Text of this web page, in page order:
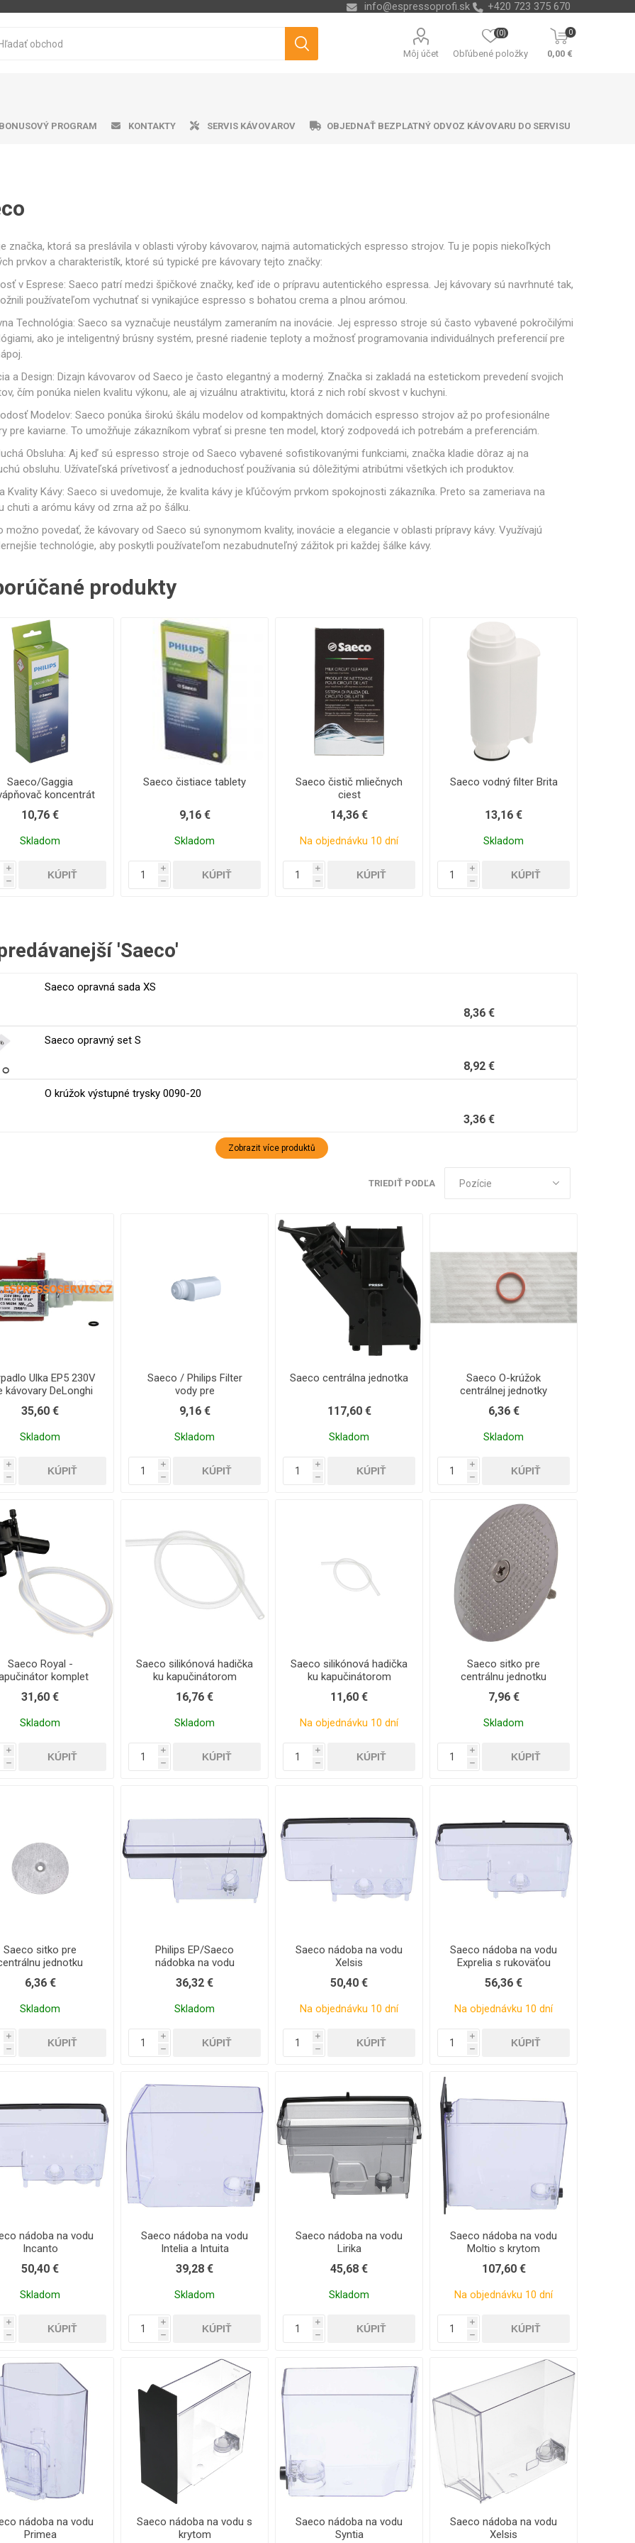
info@espressoprofi.sk +420 723 375 670
Môj účet Obľúbené položky
(0) 0
0,00 €
a Sklenice Kelímky na kávu Ostatné príslušenstvo
Časti krytu Ovládacie tlačidlá Tesnenie a sitká Mazivo
Elektronika Mlynčeky Topná telesá a špirály Čerpadlá
a spínače Sady pre údržbu Ostatné náhradné diely
Profesionálne pákové
Gastro
Jura Lavazza Durgol Philco Lamart Miele
PROGRAM KONTAKTY SERVIS KÁVOVAROV OBJEDNAŤ BEZPLATNÝ ODVOZ KÁVOVARU DO SERVISU
značka, ktorá sa preslávila v oblasti výroby kávovarov, najmä automatických espresso strojov. Tu je popis niekoľkých
prvkov a charakteristík, ktoré sú typické pre kávovary tejto značky:
v Esprese: Saeco patrí medzi špičkové značky, keď ide o prípravu autentického espressa. Jej kávovary sú navrhnuté tak,
používateľom vychutnať si vynikajúce espresso s bohatou crema a plnou arómou.
Technológia: Saeco sa vyznačuje neustálym zameraním na inovácie. Jej espresso stroje sú často vybavené pokročilými
ako je inteligentný brúsny systém, presné riadenie teploty a možnosť programovania individuálnych preferencií pre
a Design: Dizajn kávovarov od Saeco je často elegantný a moderný. Značka si zakladá na estetickom prevedení svojich
čím ponúka nielen kvalitu výkonu, ale aj vizuálnu atraktivitu, ktorá z nich robí skvost v kuchyni.
Modelov: Saeco ponúka širokú škálu modelov od kompaktných domácich espresso strojov až po profesionálne
pre kaviarne. To umožňuje zákazníkom vybrať si presne ten model, ktorý zodpovedá ich potrebám a preferenciám.
Obsluha: Aj keď sú espresso stroje od Saeco vybavené sofistikovanými funkciami, značka kladie dôraz aj na
obsluhu. Užívateľská prívetivosť a jednoduchosť používania sú dôležitými atribútmi všetkých ich produktov.
Kvality Kávy: Saeco si uvedomuje, že kvalita kávy je kľúčovým prvkom spokojnosti zákazníka. Preto sa zameriava na
chuti a arómu kávy od zrna až po šálku.
možno povedať, že kávovary od Saeco sú synonymom kvality, inovácie a elegancie v oblasti prípravy kávy. Využívajú
technológie, aby poskytli používateľom nezabudnuteľný zážitok pri každej šálke kávy.
produkty
Saeco/Gaggia
koncentrát
10,76 €
Skladom
i
h
Saeco čistiace tablety
9,16 €
Skladom
i
h
Saeco čistič mliečnych
ciest
14,36 €
Na objednávku 10 dní
i
h
Saeco vodný filter Brita
13,16 €
Skladom
i
h
'Saeco'
Saeco opravná sada XS
8,36 €
Saeco opravný set S
8,92 €
O krúžok výstupné trysky 0090-20
3,36 €
Zobrazit více produktů
TRIEDIŤ PODĽA
Ulka EP5 230V
kávovary DeLonghi
35,60 €
Skladom
i
h
Saeco / Philips Filter
vody pre
9,16 €
Skladom
i
h
Saeco centrálna jednotka
117,60 €
Skladom
i
h
Saeco O-krúžok
centrálnej jednotky
6,36 €
Skladom
i
h
Saeco Royal -
komplet
31,60 €
Skladom
i
h
Saeco silikónová hadička
ku kapučinátorom
16,76 €
Skladom
i
h
Saeco silikónová hadička
ku kapučinátorom
11,60 €
Na objednávku 10 dní
i
h
Saeco sitko pre
centrálnu jednotku
7,96 €
Skladom
i
h
Saeco sitko pre
jednotku
spodné
6,36 €
Skladom
i
h
Philips EP/Saeco
nádobka na vodu
36,32 €
Skladom
i
h
Saeco nádoba na vodu
Xelsis
50,40 €
Na objednávku 10 dní
i
h
Saeco nádoba na vodu
Exprelia s rukoväťou
56,36 €
Na objednávku 10 dní
i
h
nádoba na vodu
Incanto
50,40 €
Skladom
i
h
Saeco nádoba na vodu
Intelia a Intuita
39,28 €
Skladom
i
h
Saeco nádoba na vodu
Lirika
45,68 €
Skladom
i
h
Saeco nádoba na vodu
Moltio s krytom
107,60 €
Na objednávku 10 dní
i
h
nádoba na vodu
Primea
Saeco nádoba na vodu s
krytom
Saeco nádoba na vodu
Syntia
Saeco nádoba na vodu
Xelsis